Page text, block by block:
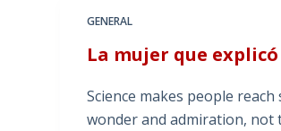
GENERAL
La mujer que
Science makes people
wonder and admiration,